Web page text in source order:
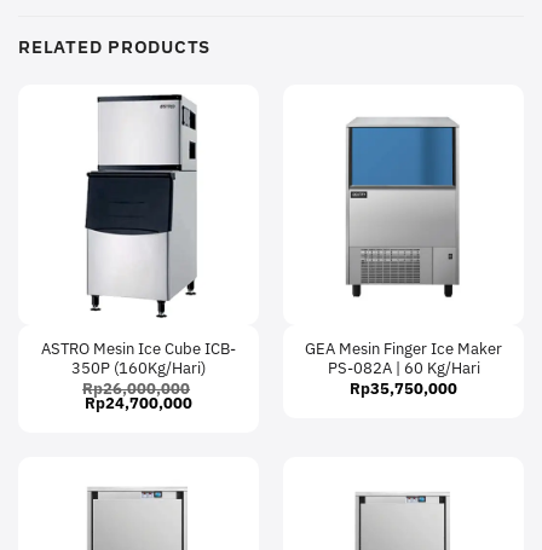
RELATED PRODUCTS
ASTRO Mesin Ice Cube ICB-
350P (160Kg/Hari)
Rp26,000,000
Original
price
Rp24,700,000Current
GEA Mesin Finger Ice Maker
PS-082A | 60 Kg/Hari
Rp35,750,000